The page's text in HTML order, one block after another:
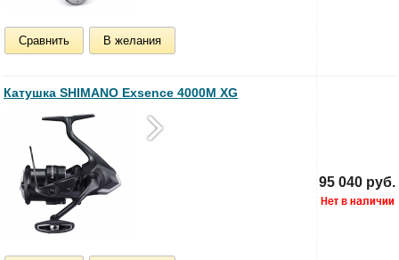
Сравнить В желания
Катушка SHIMANO Exsence 4000M XG
95 040 руб.